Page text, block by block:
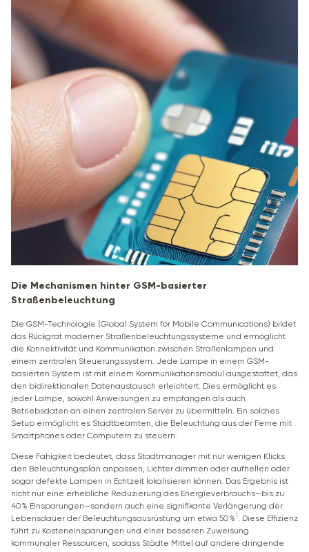
Die Mechanismen hinter GSM-basierter
Straßenbeleuchtung
Die GSM-Technologie (Global System for Mobile Communications) bildet
das Rückgrat moderner Straßenbeleuchtungssysteme und ermöglicht
die Konnektivität und Kommunikation zwischen Straßenlampen und
einem zentralen Steuerungssystem. Jede Lampe in einem GSM-
basierten System ist mit einem Kommunikationsmodul ausgestattet, das
den bidirektionalen Datenaustausch erleichtert. Dies ermöglicht es
jeder Lampe, sowohl Anweisungen zu empfangen als auch
Betriebsdaten an einen zentralen Server zu übermitteln. Ein solches
Setup ermöglicht es Stadtbeamten, die Beleuchtung aus der Ferne mit
Smartphones oder Computern zu steuern.
Diese Fähigkeit bedeutet, dass Stadtmanager mit nur wenigen Klicks
den Beleuchtungsplan anpassen, Lichter dimmen oder aufhellen oder
sogar defekte Lampen in Echtzeit lokalisieren können. Das Ergebnis ist
nicht nur eine erhebliche Reduzierung des Energieverbrauchs—bis zu
40% Einsparungen—sondern auch eine signifikante Verlängerung der
Lebensdauer der Beleuchtungsausrüstung um etwa 50%1
. Diese Effizienz
führt zu Kosteneinsparungen und einer besseren Zuweisung
kommunaler Ressourcen, sodass Städte Mittel auf andere dringende